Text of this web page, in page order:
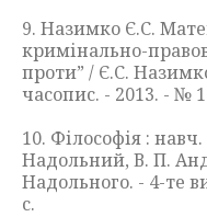
9. Назимко Є.С.
кримінально-
проти” / Є.С.
часопис. - 2013. - №
10. Філософія :
Надольний, В. П.
Надольного. - 4-те
с.